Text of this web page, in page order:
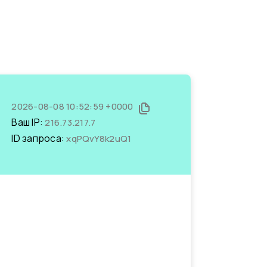
2026-08-08 10:52:59 +0000
Ваш IP:216.73.217.7
ID запроса:xqPQvY8k2uQ1